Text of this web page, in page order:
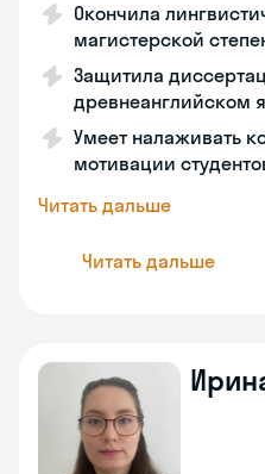
Окончила
магистерской
Защитила
древнеанглийском
Умеет налаживать
мотивации
Читать дальше
Читать дальше